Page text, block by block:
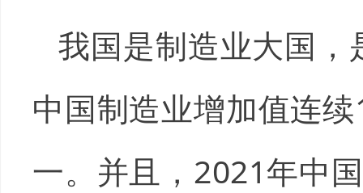
我国是制造业大国
中国制造业增加值连
一。并且，2021年中